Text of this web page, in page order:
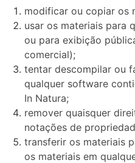
modificar ou copiar os
usar os materiais para
ou para exibição
comercial);
tentar descompilar ou
qualquer software
In Natura;
remover quaisquer
notações de
transferir os materiais
os materiais em